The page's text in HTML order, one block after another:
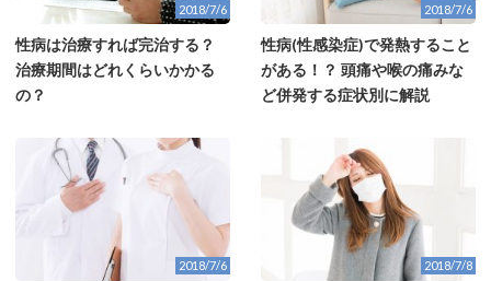
2018/7/6
性病は治療すれば完治する？
治療期間はどれくらいかかる
の？
2018/7/6
性病(性感染症)で発熱すること
がある！？ 頭痛や喉の痛みな
ど併発する症状別に解説
2018/7/6 2018/7/8